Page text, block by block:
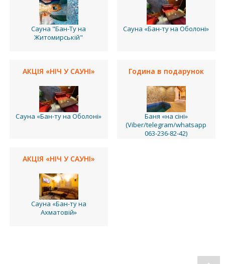
Сауна "Бан-Ту на
Житомирській"
Сауна «Бан-ту на Оболоні»
АКЦІЯ «НІЧ У САУНІ»
Сауна «Бан-ту на Оболоні»
Година в подарунок
Баня «на сіні»
(Viber/telegram/whatsapp
063-236-82-42)
АКЦІЯ «НІЧ У САУНІ»
Сауна «Бан-ту на
Ахматовій»